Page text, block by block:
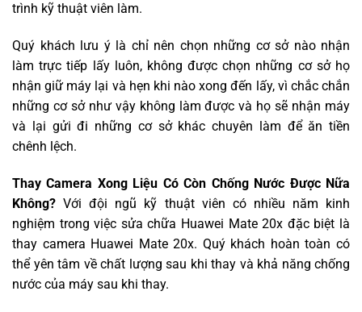
trình kỹ thuật viên làm.
Quý khách lưu ý là chỉ nên chọn những cơ sở nào nhận
làm trực tiếp lấy luôn, không được chọn những cơ sở họ
nhận giữ máy lại và hẹn khi nào xong đến lấy, vì chắc chắn
những cơ sở như vậy không làm được và họ sẽ nhận máy
và lại gửi đi những cơ sở khác chuyên làm để ăn tiền
chênh lệch.
Thay Camera Xong Liệu Có Còn Chống Nước Được Nữa
Không? Với đội ngũ kỹ thuật viên có nhiều năm kinh
nghiệm trong việc sửa chữa Huawei Mate 20x đặc biệt là
thay camera Huawei Mate 20x. Quý khách hoàn toàn có
thể yên tâm về chất lượng sau khi thay và khả năng chống
nước của máy sau khi thay.